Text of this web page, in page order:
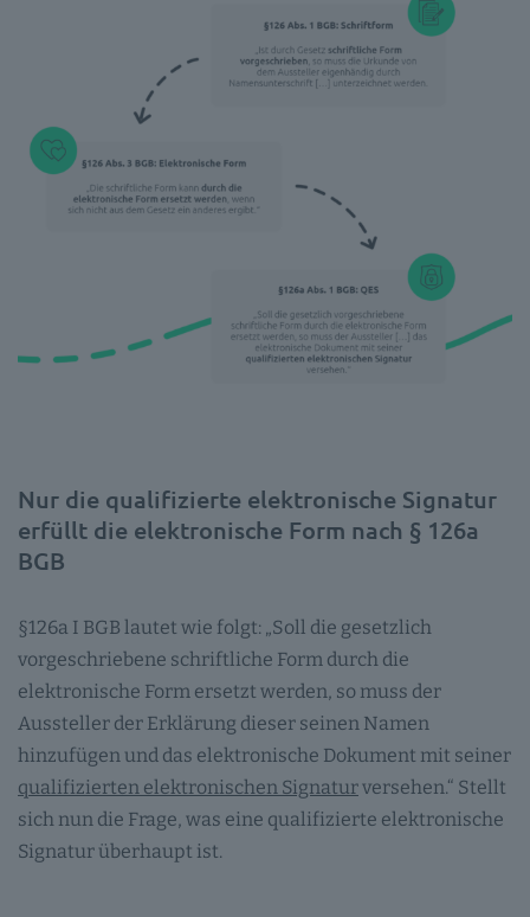
Nur die qualifizierte elektronische Signatur
erfüllt die elektronische Form nach § 126a
BGB
§126a I BGB lautet wie folgt: „Soll die gesetzlich
vorgeschriebene schriftliche Form durch die
elektronische Form ersetzt werden, so muss der
Aussteller der Erklärung dieser seinen Namen
hinzufügen und das elektronische Dokument mit seiner
qualifizierten elektronischen Signaturversehen.“ Stellt
sich nun die Frage, was eine qualifizierte elektronische
Signatur überhaupt ist.